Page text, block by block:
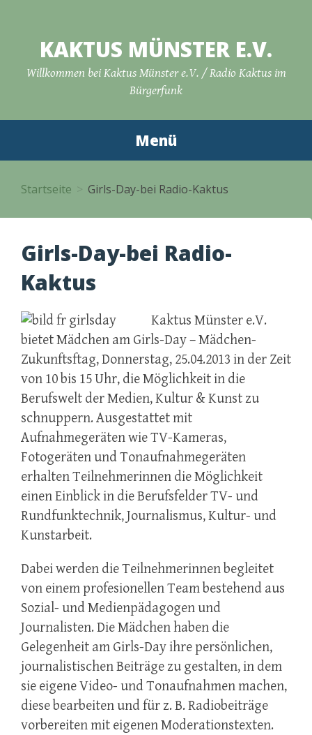
springenKAKTUS MÜNSTER E.V.
Willkommen bei Kaktus Münster e.V. / Radio Kaktus im
Bürgerfunk
Menü
Startseite Girls-Day-bei Radio-Kaktus
Girls-Day-bei Radio-
Kaktus
Kaktus Münster e.V.
bietet Mädchen am Girls-Day – Mädchen-
Zukunftsftag, Donnerstag, 25.04.2013 in der Zeit
von 10 bis 15 Uhr, die Möglichkeit in die
Berufswelt der Medien, Kultur & Kunst zu
schnuppern. Ausgestattet mit
Aufnahmegeräten wie TV-Kameras,
Fotogeräten und Tonaufnahmegeräten
erhalten Teilnehmerinnen die Möglichkeit
einen Einblick in die Berufsfelder TV- und
Rundfunktechnik, Journalismus, Kultur- und
Kunstarbeit.
Dabei werden die Teilnehmerinnen begleitet
von einem profesionellen Team bestehend aus
Sozial- und Medienpädagogen und
Journalisten. Die Mädchen haben die
Gelegenheit am Girls-Day ihre persönlichen,
journalistischen Beiträge zu gestalten, in dem
sie eigene Video- und Tonaufnahmen machen,
diese bearbeiten und für z. B. Radiobeiträge
vorbereiten mit eigenen Moderationstexten.